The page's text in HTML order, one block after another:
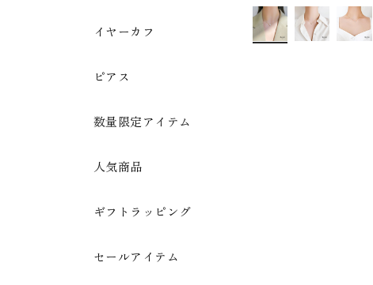
イヤーカフ
ピアス
数量限定アイテム
人気商品
ギフトラッピング
セールアイテム